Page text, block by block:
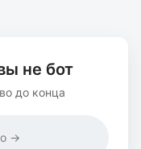
не бот
до конца
→